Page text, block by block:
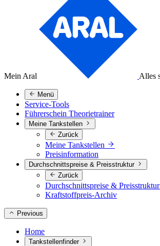
Mein Aral Alles
Menü
Service-Tools
Führerschein Theorietrainer
Meine Tankstellen
Zurück
Meine Tankstellen
Preisinformation
Durchschnittspreise & Preisstruktur
Zurück
Durchschnittspreise & Preisstruktur
Kraftstoffpreis-Archiv
Previous
Home
Tankstellenfinder